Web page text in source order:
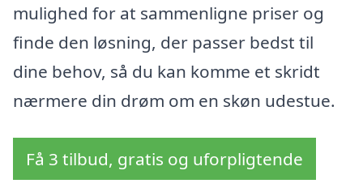
mulighed for at sammenligne priser og
finde den løsning, der passer bedst til
dine behov, så du kan komme et skridt
nærmere din drøm om en skøn udestue.
Få 3 tilbud, gratis og uforpligtende